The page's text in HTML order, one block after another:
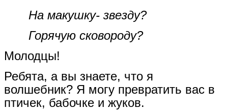
На макушку- звезду?
Горячую сковороду?
Молодцы!
Ребята, а вы знаете, что я
волшебник? Я могу превратить вас в
птичек, бабочке и жуков.